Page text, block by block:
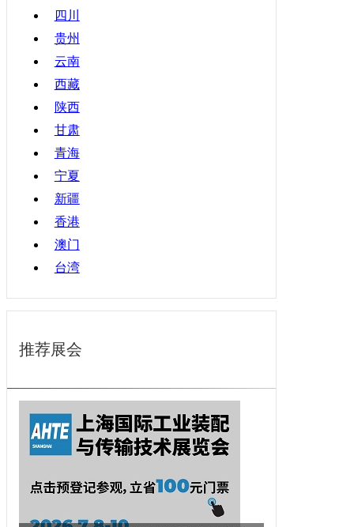
四川
贵州
云南
西藏
陕西
甘肃
青海
宁夏
新疆
香港
澳门
台湾
推荐展会